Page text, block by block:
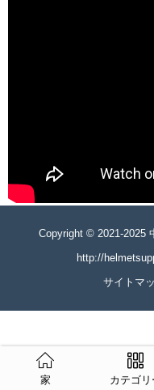
Copyright © 2021-2025
http://
サイトマ
家 カテゴリ